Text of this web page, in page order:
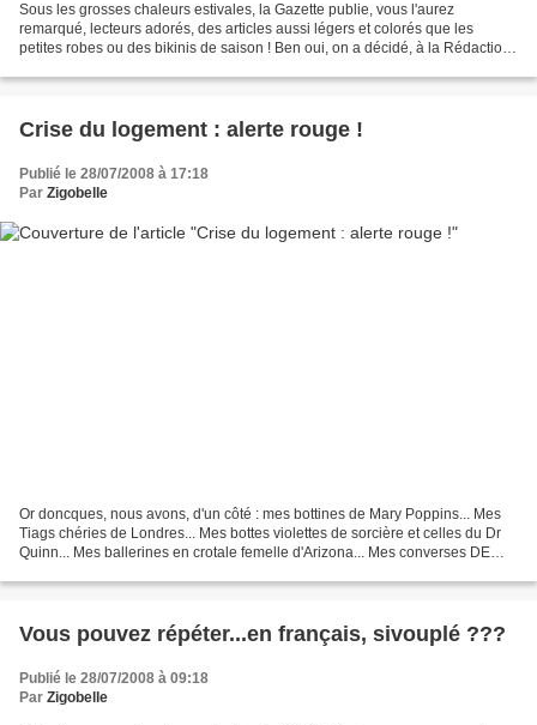
Sous les grosses chaleurs estivales, la Gazette publie, vous l'aurez
remarqué, lecteurs adorés, des articles aussi légers et colorés que les
petites robes ou des bikinis de saison ! Ben oui, on a décidé, à la Rédaction
Crise du logement : alerte rouge !
Publié le 28/07/2008 à 17:18
Par Zigobelle
Or doncques, nous avons, d'un côté : mes bottines de Mary Poppins... Mes
Tiags chéries de Londres... Mes bottes violettes de sorcière et celles du Dr
Quinn... Mes ballerines en crotale femelle d'Arizona... Mes converses DE
Vous pouvez répéter...en français, sivouplé ???
Publié le 28/07/2008 à 09:18
Par Zigobelle